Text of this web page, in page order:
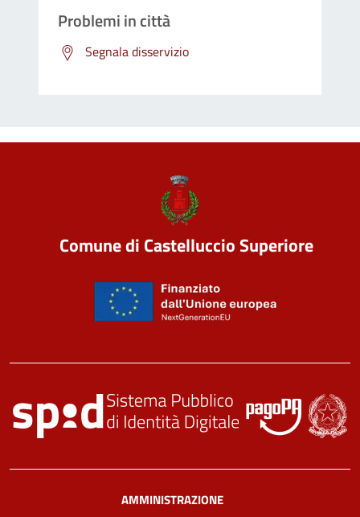
Problemi in città
Segnala disservizio
Comune di Castelluccio Superiore
AMMINISTRAZIONE